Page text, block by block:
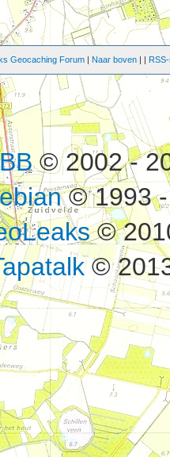
Geocaching Forum Naar boven
© 2002 -
© 1993
©
©